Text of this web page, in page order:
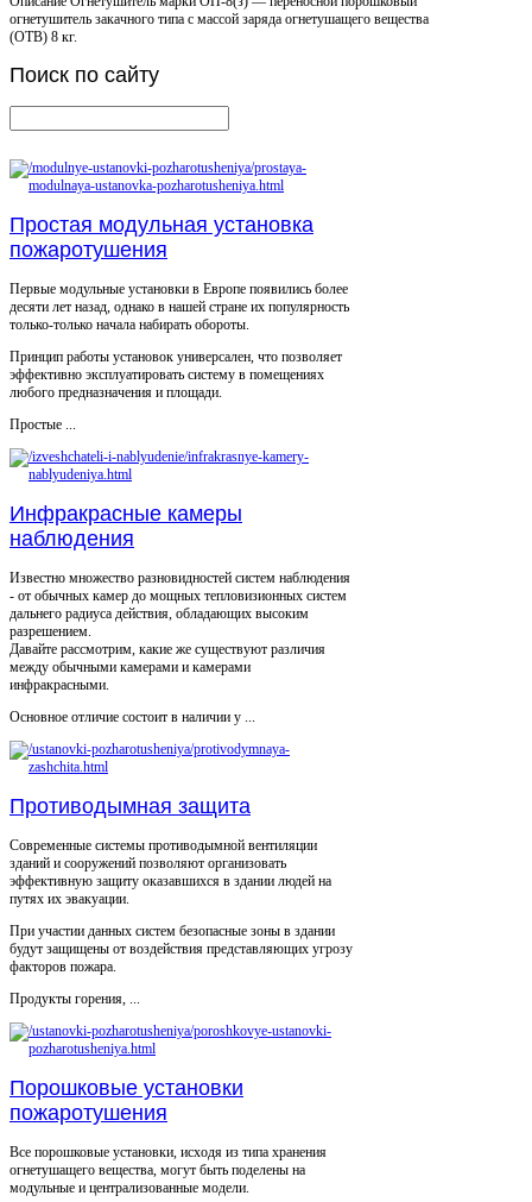
огнетушитель закачного типа с массой заряда огнетушащего вещества
(ОТВ) 8 кг.
Поиск по сайту
Простая модульная установка
пожаротушения
Первые модульные установки в Европе появились более
десяти лет назад, однако в нашей стране их популярность
только-только начала набирать обороты.
Принцип работы установок универсален, что позволяет
эффективно эксплуатировать систему в помещениях
любого предназначения и площади.
Простые ...
Инфракрасные камеры
наблюдения
Известно множество разновидностей систем наблюдения
- от обычных камер до мощных тепловизионных систем
дальнего радиуса действия, обладающих высоким
разрешением.
Давайте рассмотрим, какие же существуют различия
между обычными камерами и камерами
инфракрасными.
Основное отличие состоит в наличии у ...
Противодымная защита
Современные системы противодымной вентиляции
зданий и сооружений позволяют организовать
эффективную защиту оказавшихся в здании людей на
путях их эвакуации.
При участии данных систем безопасные зоны в здании
будут защищены от воздействия представляющих угрозу
факторов пожара.
Продукты горения, ...
Порошковые установки
пожаротушения
Все порошковые установки, исходя из типа хранения
огнетушащего вещества, могут быть поделены на
модульные и централизованные модели.